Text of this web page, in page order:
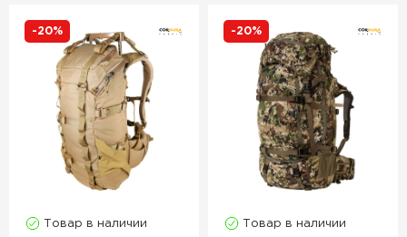
-20%
Товар в наличии
-20%
Товар в наличии